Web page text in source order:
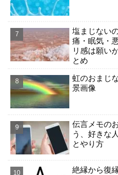
塩まじない
痛・眠気・
リ感は願い
とめ
虹のおまじ
景画像
伝言メモの
う、好きな
とやり方
絶縁から復